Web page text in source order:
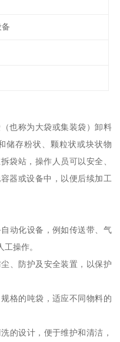
也称为大袋或集装袋）卸料
储存粉状、颗粒状或块状物
袋站，操作人员可以安全、
器或设备中，以便后续加工
动化设备，例如传送带、气
操作。
、防护及安全装置，以保护
格的吨袋，适应不同物料的
的设计，便于维护和清洁，